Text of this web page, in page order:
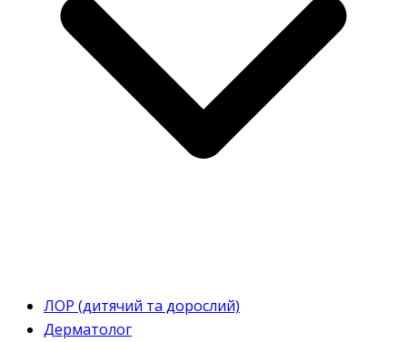
ЛОР (дитячий та дорослий)
Дерматолог